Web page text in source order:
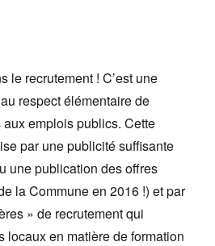
le recrutement ! C’est une
respect élémentaire de
aux emplois publics. Cette
par une publicité suffisante
une publication des offres
la Commune en 2016 !) et par
» de recrutement qui
locaux en matière de formation